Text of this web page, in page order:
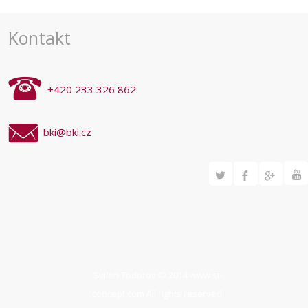
Kontakt
+420 233 326 862
bki@bki.cz